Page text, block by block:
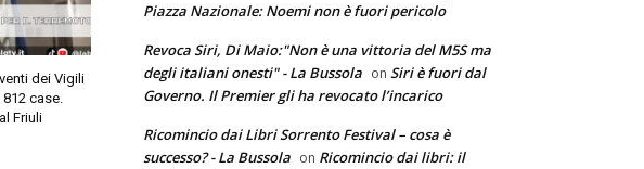
dei Vigili
case.
Friuli
Piazza Nazionale: Noemi non è fuori pericolo
Revoca Siri, Di Maio:"Non è una vittoria del M5S ma
degli italiani onesti" - La Bussola on Siri è fuori dal
Governo. Il Premier gli ha revocato l’incarico
Ricomincio dai Libri Sorrento Festival – cosa è
successo? - La Bussola on Ricomincio dai libri: il